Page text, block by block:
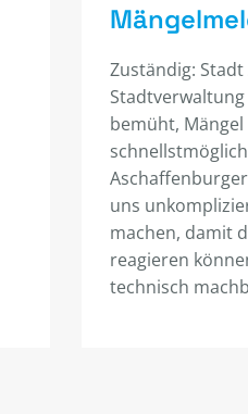
Zuständig:
bemüht,
uns
machen, damit
reagieren
technisch